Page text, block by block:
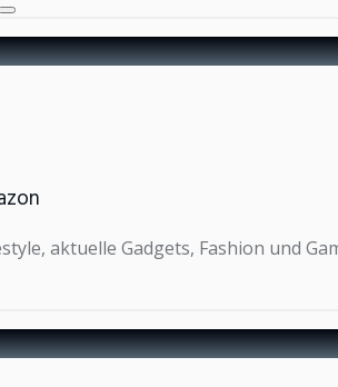
aktuelle Gadgets, Fashion und